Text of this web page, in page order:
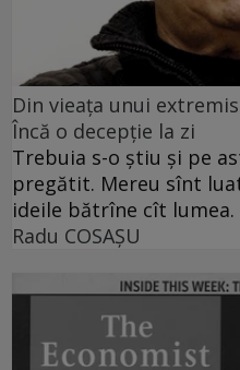
Din vieaţa unui
Încă o decepţie la zi
Trebuia s-o ştiu şi pe
pregătit. Mereu sînt
ideile bătrîne cît lumea.
Radu COSAŞU